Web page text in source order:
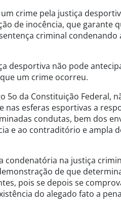
crime pela justiça
de inocência, que garante
criminal condenando
desportiva não pode
um crime ocorreu.
5o da Constituição Federal,
esferas esportivas a
condutas, bem dos
e ao contraditório e ampla
condenatória na justiça
de que
pois se depois se
do alegado fato a